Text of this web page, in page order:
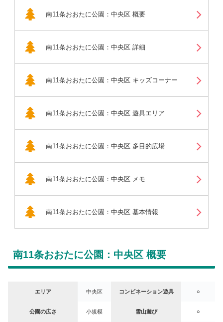
南11条おおたに公園：中央区 概要
南11条おおたに公園：中央区 詳細
南11条おおたに公園：中央区 キッズコーナー
南11条おおたに公園：中央区 遊具エリア
南11条おおたに公園：中央区 多目的広場
南11条おおたに公園：中央区 メモ
南11条おおたに公園：中央区 基本情報
南11条おおたに公園：中央区 概要
エリア 中央区 コンビネーション遊具 ○
公園の広さ 小規模 雪山遊び ○